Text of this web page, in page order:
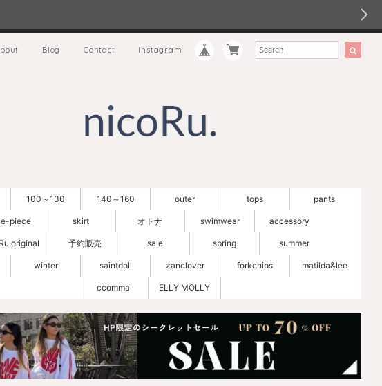
Blog Contact Instagram
100～130 140～160 outer tops pants
piece skirt オトナ swimwear accessory
予約販売 sale spring summer
winter saintdoll zanclover forkchips matilda&lee
ccomma ELLY MOLLY